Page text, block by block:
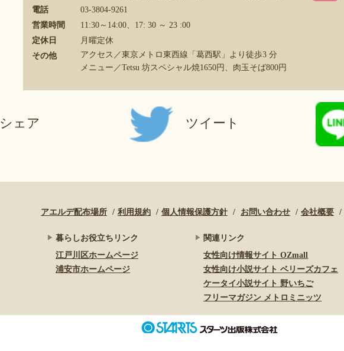
電話
03-3804-9261
営業時間
11:30～14:00、17: 30 ～ 23 :00
定休日
月曜定休
その他
アクセス／東京メトロ東西線「葛西駅」より徒歩3 分
メニュー／Tetsu 坊スペシャル焼1650円、肉玉そば800円
シェア ツイート
アエルデ配布場所 利用規約 個人情報保護方針 お問い合わせ 会社概要
暮らしお役立ちリンク
江戸川区ホームページ
浦安市ホームページ
関連リンク
女性向け情報サイト OZmall
女性向け小説サイト ベリーズカフェ
ケータイ小説サイト 野いちご
フリーマガジン メトロミニッツ